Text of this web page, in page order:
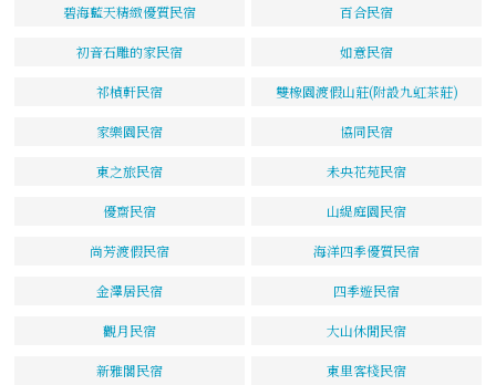
碧海藍天精緻優質民宿 百合民宿
初音石雕的家民宿 如意民宿
祁楨軒民宿 雙橡園渡假山莊(附設九虹茶莊)
家樂園民宿 協同民宿
東之旅民宿 未央花苑民宿
優齋民宿 山緹庭園民宿
尚芳渡假民宿 海洋四季優質民宿
金澤居民宿 四季遊民宿
觀月民宿 大山休閒民宿
新雅閣民宿 東里客棧民宿